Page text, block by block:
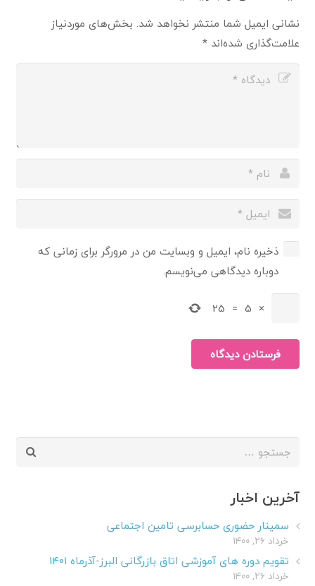
نشانی ایمیل شما منتشر نخواهد شد. بخش‌های موردنیاز
علامت‌گذاری شده‌اند*
ذخیره نام، ایمیل و وبسایت من در مرورگر برای زمانی که
دوباره دیدگاهی می‌نویسم.
×
5
=
25
فرستادن دیدگاه
جستجو
آخرین اخبار
سمینار حضوری حسابرسی تامین اجتماعی
خرداد ۲۶, ۱۴۰۰
تقویم دوره های آموزشی اتاق بازرگانی البرز-آذرماه ۱۴۰۱
خرداد ۲۶, ۱۴۰۰